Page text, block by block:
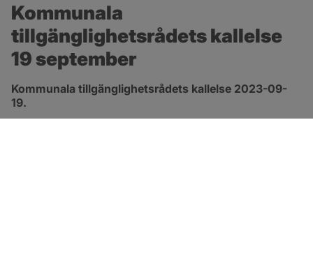
Kommunala
tillgänglighetsrådets kallelse
19 september
Kommunala tillgänglighetsrådets kallelse 2023-09-
19.